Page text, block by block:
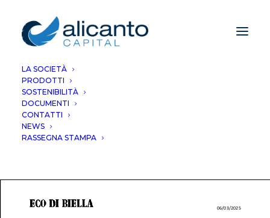
LA SOCIETÀ
PRODOTTI
SOSTENIBILITÀ
DOCUMENTI
CONTATTI
NEWS
RASSEGNA STAMPA
Bigtech affossano
Wall Street